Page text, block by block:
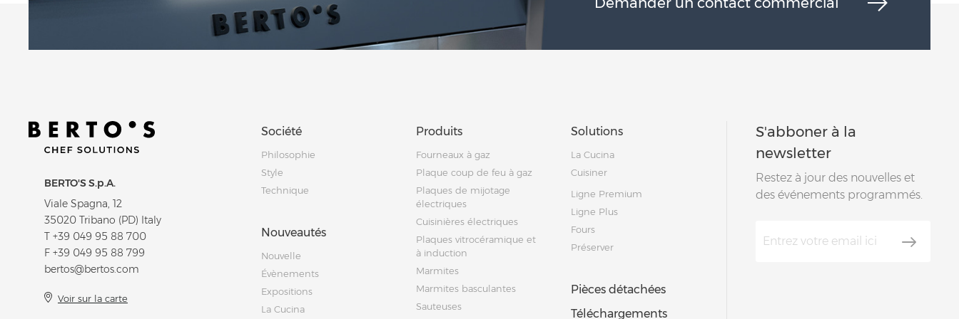
BERTO'S S.p.A.
Viale Spagna, 12
35020 Tribano (PD) Italy
T +39 049 95 88 700
F +39 049 95 88 799
bertos@bertos.com
Voir sur la carte
Société
Philosophie
Style
Technique
Nouveautés
Nouvelle
Évènements
Expositions
La Cucina
Produits
Fourneaux à gaz
Plaque coup de feu à gaz
Plaques de mijotage
électriques
Cuisinières électriques
Plaques vitrocéramique et
à induction
Marmites
Marmites basculantes
Sauteuses
Solutions
La Cucina
Cuisiner
Ligne Premium
Ligne Plus
Fours
Préserver
Pièces détachées
Téléchargements
S'abboner à la
newsletter
Restez à jour des nouvelles et
des événements programmés.